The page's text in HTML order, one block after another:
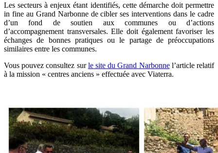
Les secteurs à enjeux étant identifiés, cette démarche doit permettre
in fine au Grand Narbonne de cibler ses interventions dans le cadre
d’un fond de soutien aux communes ou d’actions
d’accompagnement transversales. Elle doit également favoriser les
échanges de bonnes pratiques ou le partage de préoccupations
similaires entre les communes.
Vous pouvez consultez surle site du Grand Narbonnel’article relatif
à la mission « centres anciens » effectuée avec Viaterra.